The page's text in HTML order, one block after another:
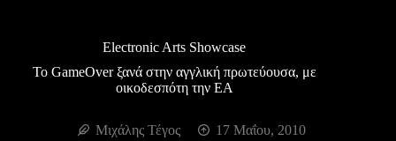
Electronic Arts Showcase
Το GameOver ξανά στην αγγλική πρωτεύουσα, με
οικοδεσπότη την EA
Μιχάλης Τέγος 17 Μαΐου, 2010